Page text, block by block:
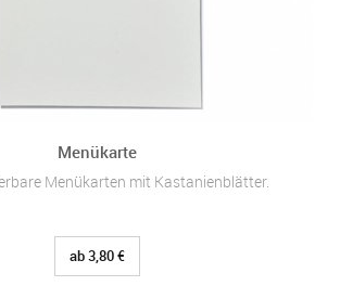
Menükarte
Menükarten mit Kastanienblätter.
ab 3,80 €